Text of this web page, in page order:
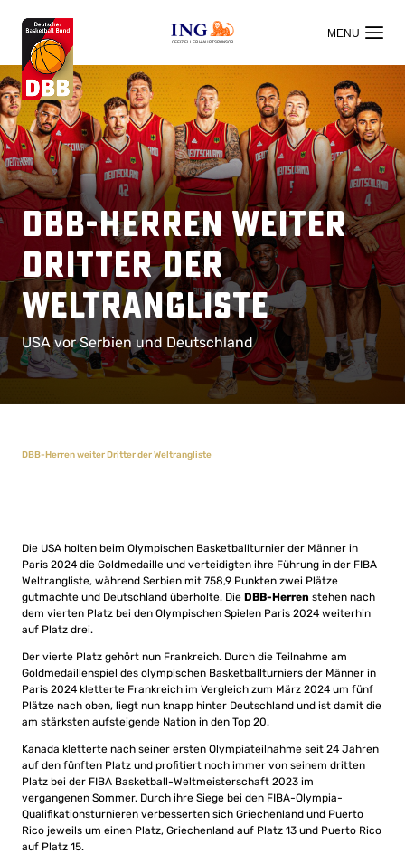
OFFIZIELLER HAUPTSPONSOR
DBB-Herren weiter
Dritter der
Weltrangliste
USA vor Serbien und Deutschland
DBB-Herren weiter Dritter der Weltrangliste
Die USA holten beim Olympischen Basketballturnier der Männer in
Paris 2024 die Goldmedaille und verteidigten ihre Führung in der FIBA
Weltrangliste, während Serbien mit 758,9 Punkten zwei Plätze
gutmachte und Deutschland überholte. Die DBB-Herren stehen nach
dem vierten Platz bei den Olympischen Spielen Paris 2024 weiterhin
auf Platz drei.
Der vierte Platz gehört nun Frankreich. Durch die Teilnahme am
Goldmedaillenspiel des olympischen Basketballturniers der Männer in
Paris 2024 kletterte Frankreich im Vergleich zum März 2024 um fünf
Plätze nach oben, liegt nun knapp hinter Deutschland und ist damit die
am stärksten aufsteigende Nation in den Top 20.
Kanada kletterte nach seiner ersten Olympiateilnahme seit 24 Jahren
auf den fünften Platz und profitiert noch immer von seinem dritten
Platz bei der FIBA Basketball-Weltmeisterschaft 2023 im
vergangenen Sommer. Durch ihre Siege bei den FIBA-Olympia-
Qualifikationsturnieren verbesserten sich Griechenland und Puerto
Rico jeweils um einen Platz, Griechenland auf Platz 13 und Puerto Rico
auf Platz 15.